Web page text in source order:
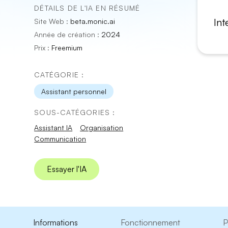
DÉTAILS DE L'IA EN RÉSUMÉ
Site Web : beta.monic.ai
Année de création : 2024
Prix : Freemium
CATÉGORIE :
Assistant personnel
SOUS-CATÉGORIES :
Assistant IA
Organisation
Communication
Essayer l'IA
Informations Fonctionnement